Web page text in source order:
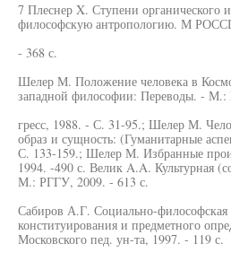
7 Плеснер X. Ступени органического
философскую антропологию. М
- 368 с.
Шелер М. Положение человека в
западной философии: Переводы. - М.:
гресс, 1988. - С. 31-95.; Шелер М.
образ и сущность: (Гуманитарные
С. 133-159.; Шелер М. Избранные
1994. -490 с. Велик A.A. Культурная
М.: РГГУ, 2009. - 613 с.
Сабиров А.Г. Социально-
конституирования и предметного
Московского пед. ун-та, 1997. - 119 с.